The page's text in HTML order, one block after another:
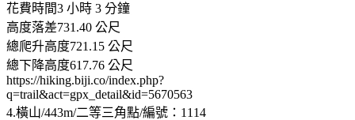
花費時間3 小時 3 分鐘
高度落差731.40 公尺
總爬升高度721.15 公尺
總下降高度617.76 公尺
https://hiking.biji.co/index.php?
q=trail&act=gpx_detail&id=5670563
4.橫山/443m/二等三角點/編號：1114